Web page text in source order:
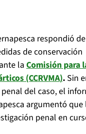
respondió
de conservación
la Comisión para
(CCRVMA). Sin
del caso, el
argumentó que
penal en